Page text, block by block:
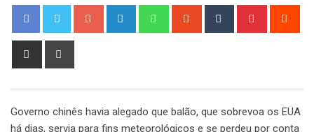
Google+ LinkedIn WhatsappStumbleUpon
Tumblr Pinterest
Share
Governo chinês havia alegado que balão, que sobrevoa os EUA
há dias, servia para fins meteorológicos e se perdeu por conta